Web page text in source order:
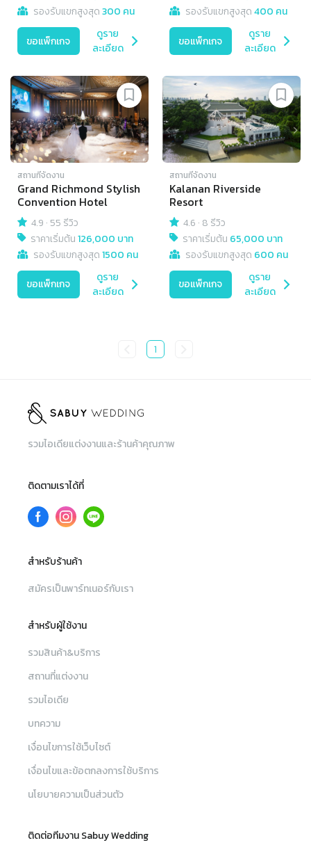
รองรับแขกสูงสุด300 คน
ขอแพ็กเกจ
ดูราย
ละเอียด
รองรับแขกสูงสุด400 คน
ขอแพ็กเกจ
ดูราย
ละเอียด
สถานที่จัดงาน
Grand Richmond Stylish
Convention Hotel
4.9 · 55 รีวิว
ราคาเริ่มต้น126,000 บาท
รองรับแขกสูงสุด1500 คน
ขอแพ็กเกจ
ดูราย
ละเอียด
สถานที่จัดงาน
Kalanan Riverside
Resort
4.6 · 8 รีวิว
ราคาเริ่มต้น 65,000 บาท
รองรับแขกสูงสุด 600 คน
ขอแพ็กเกจ
ดูราย
ละเอียด
1
รวมไอเดียแต่งงานและร้านค้าคุณภาพ
ติดตามเราได้ที่
สำหรับร้านค้า
สมัครเป็นพาร์ทเนอร์กับเรา
สำหรับผู้ใช้งาน
รวมสินค้า&บริการ
สถานที่แต่งงาน
รวมไอเดีย
บทความ
เงื่อนไขการใช้เว็บไซต์
เงื่อนไขและข้อตกลงการใช้บริการ
นโยบายความเป็นส่วนตัว
ติดต่อทีมงาน Sabuy Wedding